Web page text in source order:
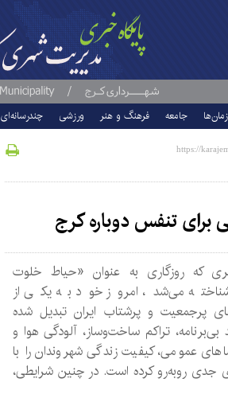
جامعه فرهنگ و هنر ورزشی چندرسانه‌ای
تنفس دوباره کرج
که روزگاری به عنوان «حیاط خلوت
می‌شد، امروز خود به یکی از
پرجمعیت و پرشتاب ایران تبدیل شده
تراکم ساخت‌وساز، آلودگی هوا و
عمومی، کیفیت زندگی شهروندان را با
روبه‌رو کرده است. در چنین شرایطی،